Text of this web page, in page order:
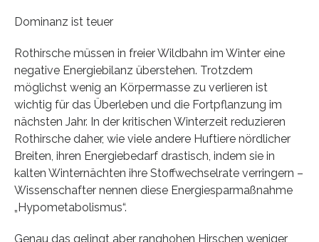
Dominanz ist teuer
Rothirsche müssen in freier Wildbahn im Winter eine
negative Energiebilanz überstehen. Trotzdem
möglichst wenig an Körpermasse zu verlieren ist
wichtig für das Überleben und die Fortpflanzung im
nächsten Jahr. In der kritischen Winterzeit reduzieren
Rothirsche daher, wie viele andere Huftiere nördlicher
Breiten, ihren Energiebedarf drastisch, indem sie in
kalten Winternächten ihre Stoffwechselrate verringern –
Wissenschafter nennen diese Energiesparmaßnahme
„Hypometabolismus“.
Genau das gelingt aber ranghohen Hirschen weniger